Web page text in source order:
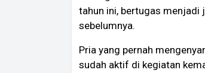
tahun ini, bertugas menjadi
sebelumnya.
Pria yang pernah
sudah aktif di kegiatan